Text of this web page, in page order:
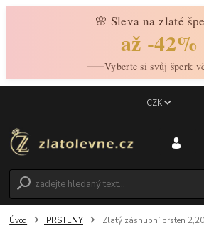
🌸 Sleva na zlaté
až -42%
Vyberte si svůj šperk
CZK
Úvod PRSTENY Zlatý zásnubní prsten